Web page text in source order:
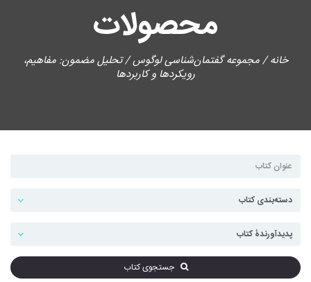
محصولات
خانه/مجموعه گفتمان‌شناسی لوگوس/ تحلیل مضمون: مفاهیم،
رویکردها و کاربردها
جستجوی کتاب